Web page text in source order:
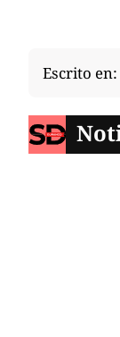
Escrito en: